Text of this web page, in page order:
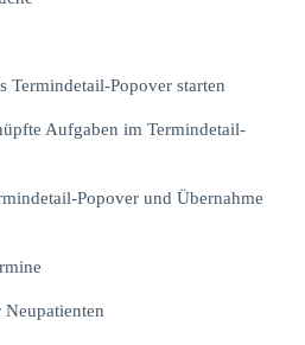
Termindetail-Popover starten
Aufgaben im Termindetail-
Popover und Übernahme